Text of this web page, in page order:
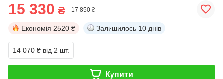
15 330 ₴ 17 850 ₴
Економія 2520 ₴ Залишилось 10 днів
14 070 ₴ від 2 шт.
Купити